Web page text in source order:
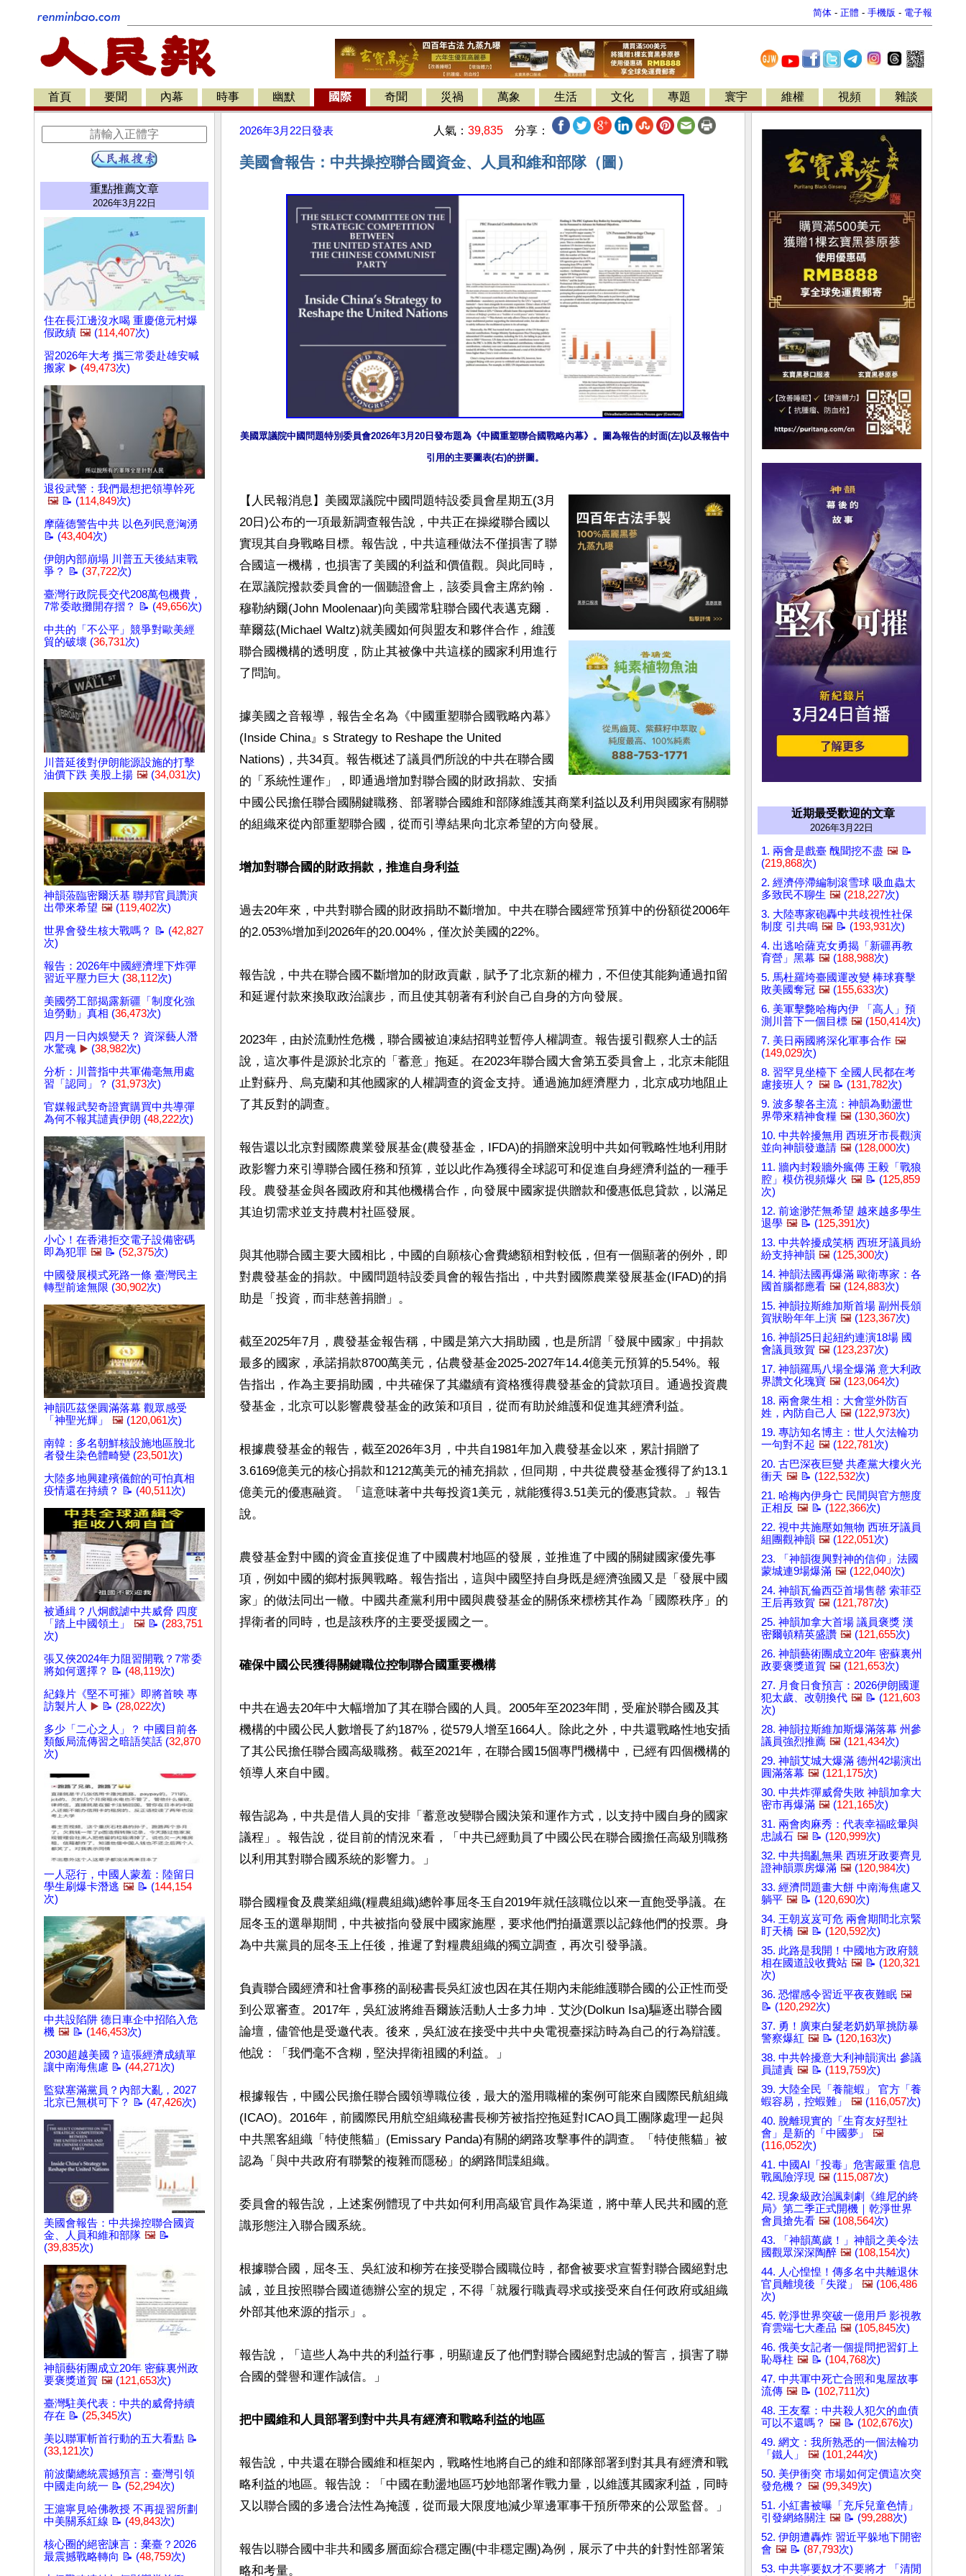
简体 - 正體 - 手機版 - 電子報
首頁 要聞 內幕 時事 幽默 國際 奇聞 災禍 萬象 生活 文化 專題 寰宇 維權 視頻 雜談
重點推薦文章
2026年3月22日
住在長江邊沒水喝 重慶億元村爆
假政績 🖼️ (114,407次)
習2026年大考 攜三常委赴雄安喊
搬家 ▶️ (49,473次)
退役武警：我們最想把領導幹死
🖼️ 📝 (114,849次)
摩薩德警告中共 以色列民意洶湧
📝 (43,404次)
伊朗內部崩塌 川普五天後結束戰
爭？ 📝 (37,722次)
臺灣行政院長交代208萬包機費，
7常委敢攤開存摺？ 📝 (49,656次)
中共的「不公平」競爭對歐美經
貿的破壞 (36,731次)
川普延後對伊朗能源設施的打擊
油價下跌 美股上揚 🖼️ (34,031次)
神韻蒞臨密爾沃基 聯邦官員讚演
出帶來希望 🖼️ (119,402次)
世界會發生核大戰嗎？ 📝 (42,827
次)
報告：2026年中國經濟埋下炸彈
習近平壓力巨大 (38,112次)
美國勞工部揭露新疆「制度化強
迫勞動」真相 (36,473次)
四月一日內娛變天？ 資深藝人潛
水驚魂 ▶️ (38,982次)
分析：川普指中共軍備毫無用處
習「認同」？ (31,973次)
官媒報武契奇證實購買中共導彈
為何不報其譴責伊朗 (48,222次)
小心！在香港拒交電子設備密碼
即為犯罪 🖼️ 📝 (52,375次)
中國發展模式死路一條 臺灣民主
轉型前途無限 (30,902次)
神韻匹茲堡圓滿落幕 觀眾感受
「神聖光輝」
🖼️ (120,061次)
南韓：多名朝鮮核設施地區脫北
者發生染色體畸變 (23,501次)
大陸多地興建殯儀館的可怕真相
疫情還在持續？ 📝 (40,511次)
被通緝？八炯戲謔中共威脅 四度
「踏上中國領土」
🖼️ 📝 (283,751
次)
張又俠2024年力阻習開戰？7常委
將如何選擇？ 📝 (48,119次)
紀錄片《堅不可摧》即將首映 專
訪製片人 ▶️ 📝 (28,022次)
多少「二心之人」？ 中國目前各
類飯局流傳習之暗語笑話 (32,870
次)
一人惡行，中國人蒙羞：陸留日
學生刷爆卡潛逃 🖼️ 📝 (144,154
次)
中共設陷阱 德日車企中招陷入危
機 🖼️ 📝 (146,453次)
2030超越美國？這張經濟成績單
讓中南海焦慮 📝 (44,271次)
監獄塞滿黨員？內部大亂，2027
北京已無棋可下？ 📝 (47,426次)
美國會報告：中共操控聯合國資
金、人員和維和部隊 🖼️ 📝
(39,835次)
神韻藝術團成立20年 密蘇裏州政
要褒獎道賀 🖼️ (121,653次)
臺灣駐美代表：中共的威脅持續
存在 📝 (25,345次)
美以聯軍斬首行動的五大看點 📝
(33,121次)
前波蘭總統震撼預言：臺灣引領
中國走向統一 📝 (52,294次)
王滬寧見哈佛教授 不再提習所劃
中美關系紅線 📝 (49,843次)
核心圈的絕密諫言：棄臺？2026
最震撼戰略轉向 📝 (48,759次)
2026年3月22日發表 人氣： 39,835 分享：
美國會報告：中共操控聯合國資金、人員和維和部隊（圖）
美國眾議院中國問題特別委員會2026年3月20日發布題為《中國重塑聯合國戰略內幕》。圖為報告的封面(左)以及報告中
引用的主要圖表(右)的拼圖。
【人民報消息】美國眾議院中國問題特設委員會星期五(3月
20日)公布的一項最新調查報告說，中共正在操縱聯合國以
實現其自身戰略目標。報告說，中共這種做法不僅損害了聯
合國這一機構，也損害了美國的利益和價值觀。與此同時，
在眾議院撥款委員會的一個聽證會上，該委員會主席約翰．
穆勒納爾(John Moolenaar)向美國常駐聯合國代表邁克爾．
華爾茲(Michael Waltz)就美國如何與盟友和夥伴合作，維護
聯合國機構的透明度，防止其被像中共這樣的國家利用進行
了問詢。
據美國之音報導，報告全名為《中國重塑聯合國戰略內幕》
(Inside China』s Strategy to Reshape the United
Nations)，共34頁。報告概述了議員們所說的中共在聯合國
的「系統性運作」，即通過增加對聯合國的財政捐款、安插
中國公民擔任聯合國關鍵職務、部署聯合國維和部隊維護其商業利益以及利用與國家有關聯
的組織來從內部重塑聯合國，從而引導結果向北京希望的方向發展。
增加對聯合國的財政捐款，推進自身利益
過去20年來，中共對聯合國的財政捐助不斷增加。中共在聯合國經常預算中的份額從2006年
的2.053%增加到2026年的20.004%，僅次於美國的22%。
報告說，中共在聯合國不斷增加的財政貢獻，賦予了北京新的權力，不但使其能夠通過扣留
和延遲付款來換取政治讓步，而且使其朝著有利於自己自身的方向發展。
2023年，由於流動性危機，聯合國被迫凍結招聘並暫停人權調查。報告援引觀察人士的話
說，這次事件是源於北京的「蓄意」拖延。在2023年聯合國大會第五委員會上，北京未能阻
止對蘇丹、烏克蘭和其他國家的人權調查的資金支持。通過施加經濟壓力，北京成功地阻止
了其反對的調查。
報告還以北京對國際農業發展基金(農發基金，IFDA)的捐贈來說明中共如何戰略性地利用財
政影響力來引導聯合國任務和預算，並以此作為獲得全球認可和促進自身經濟利益的一種手
段。農發基金與各國政府和其他機構合作，向發展中國家提供贈款和優惠低息貸款，以滿足
其迫切需求並支持農村社區發展。
與其他聯合國主要大國相比，中國的自願核心會費總額相對較低，但有一個顯著的例外，即
對農發基金的捐款。中國問題特設委員會的報告指出，中共對國際農業發展基金(IFAD)的捐
助是「投資，而非慈善捐贈」。
截至2025年7月，農發基金報告稱，中國是第六大捐助國，也是所謂「發展中國家」中捐款
最多的國家，承諾捐款8700萬美元，佔農發基金2025-2027年14.4億美元預算的5.54%。報
告指出，作為主要捐助國，中共確保了其繼續有資格獲得農發基金的貸款項目。通過投資農
發基金，北京可以影響農發基金的政策和項目，從而有助於維護和促進其經濟利益。
根據農發基金的報告，截至2026年3月，中共自1981年加入農發基金以來，累計捐贈了
3.6169億美元的核心捐款和1212萬美元的補充捐款，但同期，中共從農發基金獲得了約13.1
億美元的優惠融資。「這意味著中共每投資1美元，就能獲得3.51美元的優惠貸款。」報告
說。
農發基金對中國的資金直接促進了中國農村地區的發展，並推進了中國的關鍵國家優先事
項，例如中國的鄉村振興戰略。報告指出，這與中國堅持自身既是經濟強國又是「發展中國
家」的做法同出一轍。中國共產黨利用中國與農發基金的關係來標榜其作為「國際秩序」的
捍衛者的同時，也是該秩序的主要受援國之一。
確保中國公民獲得關鍵職位控制聯合國重要機構
中共在過去20年中大幅增加了其在聯合國的人員。2005年至2023年間，受雇於聯合國及其
機構的中國公民人數增長了約187%，從579人增至1664人。除此之外，中共還戰略性地安插
了其公民擔任聯合國高級職務。截至2021年，在聯合國15個專門機構中，已經有四個機構的
領導人來自中國。
報告認為，中共是借人員的安排「蓄意改變聯合國決策和運作方式，以支持中國自身的國家
議程」。報告說，從目前的情況來看，「中共已經動員了中國公民在聯合國擔任高級別職務
以利用其對聯合國系統的影響力。」
聯合國糧食及農業組織(糧農組織)總幹事屈冬玉自2019年就任該職位以來一直飽受爭議。在
屈冬玉的選舉期間，中共被指向發展中國家施壓，要求他們拍攝選票以記錄他們的投票。身
為中共黨員的屈冬玉上任後，推遲了對糧農組織的獨立調查，再次引發爭議。
負責聯合國經濟和社會事務的副秘書長吳紅波也因在其任期內未能維護聯合國的公正性而受
到公眾審查。2017年，吳紅波將維吾爾族活動人士多力坤．艾沙(Dolkun Isa)驅逐出聯合國
論壇，儘管他是受邀代表。後來，吳紅波在接受中共中央電視臺採訪時為自己的行為辯護。
他說：「我們毫不含糊，堅決捍衛祖國的利益。」
根據報告，中國公民擔任聯合國領導職位後，最大的濫用職權的案例可能來自國際民航組織
(ICAO)。2016年，前國際民用航空組織秘書長柳芳被指控拖延對ICAO員工團隊處理一起與
中共黑客組織「特使熊貓」(Emissary Panda)有關的網路攻擊事件的調查。「特使熊貓」被
認為「與中共政府有聯繫的複雜而隱秘」的網路間諜組織。
委員會的報告說，上述案例體現了中共如何利用高級官員作為渠道，將中華人民共和國的意
識形態注入聯合國系統。
根據聯合國，屈冬玉、吳紅波和柳芳在接受聯合國職位時，都會被要求宣誓對聯合國絕對忠
誠，並且按照聯合國道德辦公室的規定，不得「就履行職責尋求或接受來自任何政府或組織
外部其他來源的指示」。
報告說，「這些人為中共的利益行事，明顯違反了他們對聯合國絕對忠誠的誓言，損害了聯
合國的聲譽和運作誠信。」
把中國維和人員部署到對中共具有經濟和戰略利益的地區
報告說，中共還在聯合國維和框架內，戰略性地將自己的維和部隊部署到對其具有經濟和戰
略利益的地區。報告說：「中國在動盪地區巧妙地部署作戰力量，以維護其國家利益，同時
又以聯合國的多邊合法性為掩護，從而最大限度地減少單邊軍事干預所帶來的公眾監督。」
報告以聯合國中非共和國多層面綜合穩定團(中非穩定團)為例，展示了中共的針對性部署策
略和考量。
近期最受歡迎的文章
2026年3月22日
1. 兩會是戲臺 醜聞挖不盡 🖼️ 📝
(219,868次)
2. 經濟停滯編制滾雪球 吸血蟲太
多致民不聊生 🖼️ (218,227次)
3. 大陸專家砲轟中共歧視性社保
制度 引共鳴 🖼️ 📝 (193,931次)
4. 出逃哈薩克女勇揭「新疆再教
育營」黑幕 🖼️ (188,988次)
5. 馬杜羅垮臺國運改變 棒球賽擊
敗美國奪冠 🖼️ (155,633次)
6. 美軍擊斃哈梅內伊 「高人」預
測川普下一個目標 🖼️ (150,414次)
7. 美日兩國將深化軍事合作 🖼️
(149,029次)
8. 習罕見坐檯下 全國人民都在考
慮接班人？ 🖼️ 📝 (131,782次)
9. 波多黎各主流：神韻為動盪世
界帶來精神食糧 🖼️ (130,360次)
10. 中共幹擾無用 西班牙市長觀演
並向神韻發邀請 🖼️ (128,000次)
11. 牆內封殺牆外瘋傳 王毅「戰狼
腔」模仿視頻爆火 🖼️ 📝 (125,859
次)
12. 前途渺茫無希望 越來越多學生
退學 🖼️ 📝 (125,391次)
13. 中共幹擾成笑柄 西班牙議員紛
紛支持神韻 🖼️ (125,300次)
14. 神韻法國再爆滿 歐衛專家：各
國首腦都應看 🖼️ (124,883次)
15. 神韻拉斯維加斯首場 副州長頒
賀狀盼年年上演 🖼️ (123,367次)
16. 神韻25日起紐約連演18場 國
會議員致賀 🖼️ (123,237次)
17. 神韻羅馬八場全爆滿 意大利政
界讚文化瑰寶 🖼️ (123,064次)
18. 兩會衆生相：大會堂外防百
姓，內防自己人 🖼️ (122,973次)
19. 專訪知名博主：世人欠法輪功
一句對不起 🖼️ (122,781次)
20. 古巴深夜巨變 共產黨大樓火光
衝天 🖼️ 📝 (122,532次)
21. 哈梅內伊身亡 民間與官方態度
正相反 🖼️ 📝 (122,366次)
22. 視中共施壓如無物 西班牙議員
組團觀神韻 🖼️ (122,051次)
23. 「神韻復興對神的信仰」法國
蒙城連9場爆滿 🖼️ (122,040次)
24. 神韻瓦倫西亞首場售罄 索菲亞
王后再致賀 🖼️ (121,787次)
25. 神韻加拿大首場 議員褒獎 漢
密爾頓精英盛讚 🖼️ (121,655次)
26. 神韻藝術團成立20年 密蘇裏州
政要褒獎道賀 🖼️ (121,653次)
27. 月食日食預言：2026伊朗國運
犯太歲、改朝換代 🖼️ 📝 (121,603
次)
28. 神韻拉斯維加斯爆滿落幕 州參
議員強烈推薦 🖼️ (121,434次)
29. 神韻艾城大爆滿 德州42場演出
圓滿落幕 🖼️ (121,175次)
30. 中共炸彈威脅失敗 神韻加拿大
密市再爆滿 🖼️ (121,165次)
31. 兩會肉麻秀：代表幸福眩暈與
忠誠石 🖼️ 📝 (120,999次)
32. 中共搗亂無果 西班牙政要齊見
證神韻票房爆滿 🖼️ (120,984次)
33. 經濟問題畫大餅 中南海焦慮又
躺平 🖼️ 📝 (120,690次)
34. 王朝岌岌可危 兩會期間北京緊
盯天橋 🖼️ 📝 (120,592次)
35. 此路是我開！中國地方政府競
相在國道設收費站 🖼️ 📝 (120,321
次)
36. 恐懼感令習近平夜夜難眠 🖼️
📝 (120,292次)
37. 勇！廣東白髮老奶奶單挑防暴
警察爆紅 🖼️ 📝 (120,163次)
38. 中共幹擾意大利神韻演出 參議
員譴責 🖼️ 📝 (119,759次)
39. 大陸全民「養龍蝦」 官方「養
蝦容易，控蝦難」
🖼️ (116,057次)
40. 脫離現實的「生育友好型社
會」是新的「中國夢」
🖼️
(116,052次)
41. 中國AI「投毒」危害嚴重 信息
戰風險浮現 🖼️ (115,087次)
42. 現象級政治諷刺劇《維尼的終
局》第二季正式開機｜乾淨世界
會員搶先看 🖼️ (108,564次)
43. 「神韻萬歲！」神韻之美令法
國觀眾深深陶醉 🖼️ (108,154次)
44. 人心惶惶！傳多名中共離退休
官員離境後「失蹤」
🖼️ (106,486
次)
45. 乾淨世界突破一億用戶 影視教
育雲端七大產品 🖼️ (105,845次)
46. 俄美女記者一個提問把習釘上
恥辱柱 🖼️ 📝 (104,768次)
47. 中共軍中死亡合照和鬼屋故事
流傳 🖼️ 📝 (102,711次)
48. 王友羣：中共殺人犯欠的血債
可以不還嗎？ 🖼️ 📝 (102,676次)
49. 網文：我所熟悉的一個法輪功
「鐵人」
🖼️ (101,244次)
50. 美伊衝突 市場如何定價這次突
發危機？ 🖼️ (99,349次)
51. 小紅書被曝「充斥兒童色情」
引發網絡關注 🖼️ 📝 (99,288次)
52. 伊朗遭轟炸 習近平躲地下開密
會 🖼️ 📝 (87,793次)
53. 中共寧要奴才不要將才 「清閒